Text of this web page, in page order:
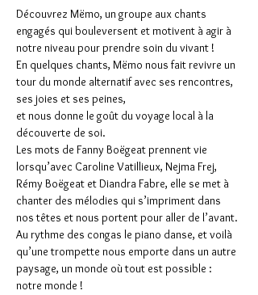
Découvrez Mëmo, un groupe aux chants
engagés qui bouleversent et motivent à agir à
notre niveau pour prendre soin du vivant !
En quelques chants, Mëmo nous fait revivre un
tour du monde alternatif avec ses rencontres,
ses joies et ses peines,
et nous donne le goût du voyage local à la
découverte de soi.
Les mots de Fanny Boëgeat prennent vie
lorsqu’avec Caroline Vatillieux, Nejma Frej,
Rémy Boëgeat et Diandra Fabre, elle se met à
chanter des mélodies qui s’impriment dans
nos têtes et nous portent pour aller de l’avant.
Au rythme des congas le piano danse, et voilà
qu’une trompette nous emporte dans un autre
paysage, un monde où tout est possible :
notre monde !